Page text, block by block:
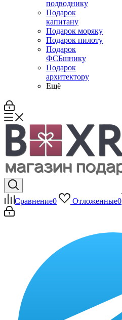
подводнику
Подарок
капитану
Подарок моряку
Подарок пилоту
Подарок
ФСБшнику
Подарок
архитектору
Ещё
Сравнение0 Отложенные0